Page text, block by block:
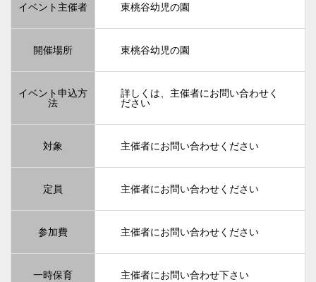
イベント主催者 東桃谷幼児の園
開催場所 東桃谷幼児の園
イベント申込方
法
詳しくは、主催者にお問い合わせく
ださい
対象 主催者にお問い合わせください
定員 主催者にお問い合わせください
参加費 主催者にお問い合わせください
一時保育 主催者にお問い合わせ下さい